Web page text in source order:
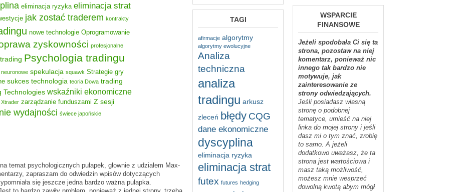
eliminacja ryzyka eliminacja strat
jak zostać traderem kontrakty
nowe technologie Oprogramowanie
zyskowności profesjonalne
Psychologia tradingu
spekulacja squawk Strategie gry
sukces technologia teoria Dowa trading
Technologies wskaźniki ekonomiczne
Xtrader zarządzanie funduszami Z sesji
wydajności świece japońskie
temat psychologicznych pułapek, głownie z udziałem Max-
zapraszam do odwiedzin wpisów dotyczących
się jeszcze jedna bardzo ważna pułapka.
TAGI
afirmacje algorytmy
algorytmy ewolucyjne
Analiza
techniczna
analiza
tradingu arkusz
zleceń błędy CQG
dane ekonomiczne
dyscyplina
eliminacja ryzyka
eliminacja strat
futex futures hedging
WSPARCIE
FINANSOWE
Jeżeli spodobała Ci się ta
strona, pozostaw na niej
komentarz, ponieważ nic
innego tak bardzo nie
motywuje, jak
zainteresowanie ze
strony odwiedzających.
Jeśli posiadasz własną
stronę o podobnej
tematyce, umieść na niej
linka do mojej strony i jeśli
dasz mi o tym znać, zrobię
to samo. A jeżeli
dodatkowo uważasz, że ta
strona jest wartościowa i
masz taką możliwość,
możesz mnie wesprzeć
dowolną kwotą abym mógł